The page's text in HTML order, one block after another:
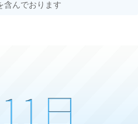
含んでおります